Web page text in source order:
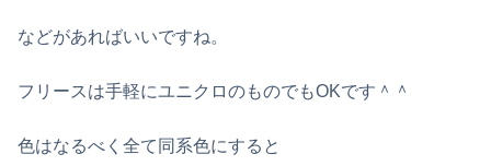
などがあればいいですね。
フリースは手軽にユニクロのものでもOKです＾＾
色はなるべく全て同系色にすると